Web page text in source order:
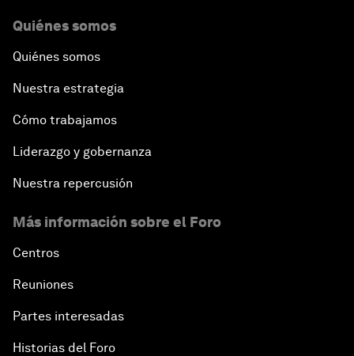
Quiénes somos
Quiénes somos
Nuestra estrategia
Cómo trabajamos
Liderazgo y gobernanza
Nuestra repercusión
Más información sobre el Foro
Centros
Reuniones
Partes interesadas
Historias del Foro